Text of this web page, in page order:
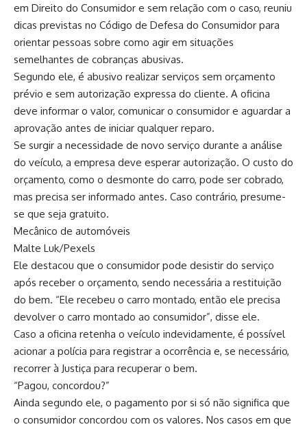
em Direito do Consumidor e sem relação com o caso, reuniu
dicas previstas no Código de Defesa do Consumidor para
orientar pessoas sobre como agir em situações
semelhantes de cobranças abusivas.
Segundo ele, é abusivo realizar serviços sem orçamento
prévio e sem autorização expressa do cliente. A oficina
deve informar o valor, comunicar o consumidor e aguardar a
aprovação antes de iniciar qualquer reparo.
Se surgir a necessidade de novo serviço durante a análise
do veículo, a empresa deve esperar autorização. O custo do
orçamento, como o desmonte do carro, pode ser cobrado,
mas precisa ser informado antes. Caso contrário, presume-
se que seja gratuito.
Mecânico de automóveis
Malte Luk/Pexels
Ele destacou que o consumidor pode desistir do serviço
após receber o orçamento, sendo necessária a restituição
do bem. “Ele recebeu o carro montado, então ele precisa
devolver o carro montado ao consumidor”, disse ele.
Caso a oficina retenha o veículo indevidamente, é possível
acionar a polícia para registrar a ocorrência e, se necessário,
recorrer à Justiça para recuperar o bem.
“Pagou, concordou?”
Ainda segundo ele, o pagamento por si só não significa que
o consumidor concordou com os valores. Nos casos em que